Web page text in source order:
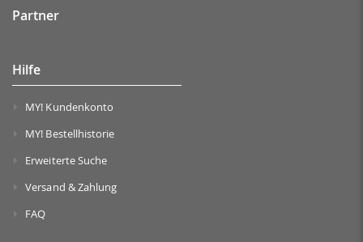
Partner
Hilfe
MY! Kundenkonto
MY! Bestellhistorie
Erweiterte Suche
Versand & Zahlung
FAQ